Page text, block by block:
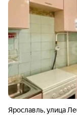
Ярославль,улица